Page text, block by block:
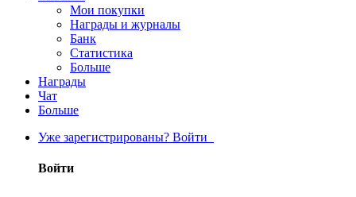
Мои покупки
Награды и журналы
Банк
Статистика
Больше
Награды
Чат
Больше
Уже зарегистрированы? Войти
Войти